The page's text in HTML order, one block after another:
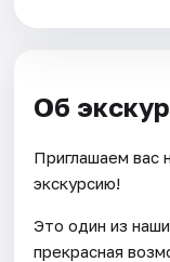
Об
Приглашаем вас
экскурсию!
Это один из
прекрасная